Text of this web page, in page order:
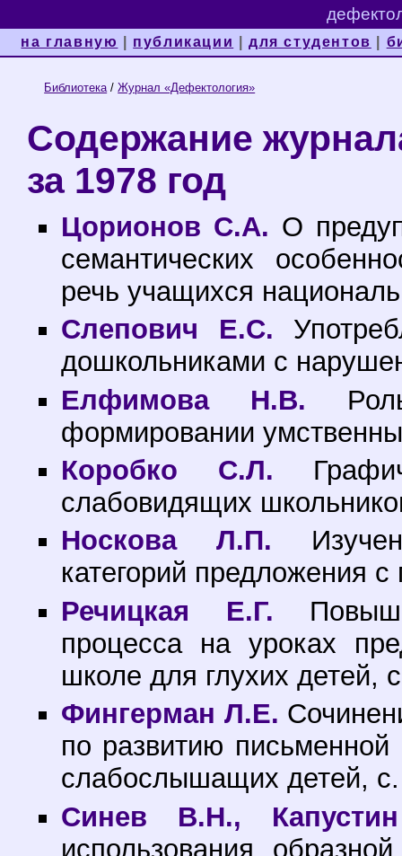
на главную публикации |для студентов
Библиотека/Журнал «Дефектология»
Содержание
за 1978 год
Цорионов С.А. О
семантических
речь учащихся
Слепович Е.С.
дошкольниками с
Елфимова Н.В.
формировании
Коробко С.Л.
слабовидящих
Носкова Л.П.
категорий предложения
Речицкая Е.Г.
процесса на уроках
школе для глухих детей,
Фингерман Л.Е.
по развитию
слабослышащих детей,
Синев В.Н.,
использования